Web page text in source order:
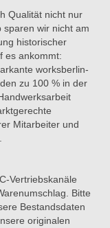
Qualität nicht nur
sparen wir nicht am
historischer
es ankommt:
worksberlin-
zu 100 % in der
Mitarbeiter und
Vertriebskanäle
Bitte
Bestandsdaten
originalen